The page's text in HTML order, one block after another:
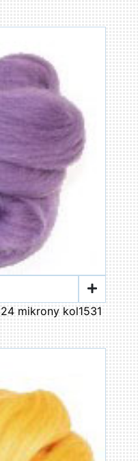
mikrony kol1531